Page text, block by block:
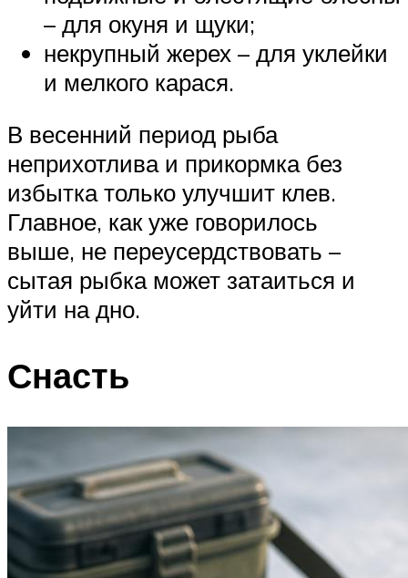
– для окуня и щуки;
некрупный жерех – для уклейки
и мелкого карася.
В весенний период рыба
неприхотлива и прикормка без
избытка только улучшит клев.
Главное, как уже говорилось
выше, не переусердствовать –
сытая рыбка может затаиться и
уйти на дно.
Снасть